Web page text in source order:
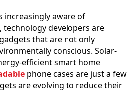
increasingly aware of
technology developers are
that are not only
conscious. Solar-
efficient smart home
phone cases are just a few
are evolving to reduce their